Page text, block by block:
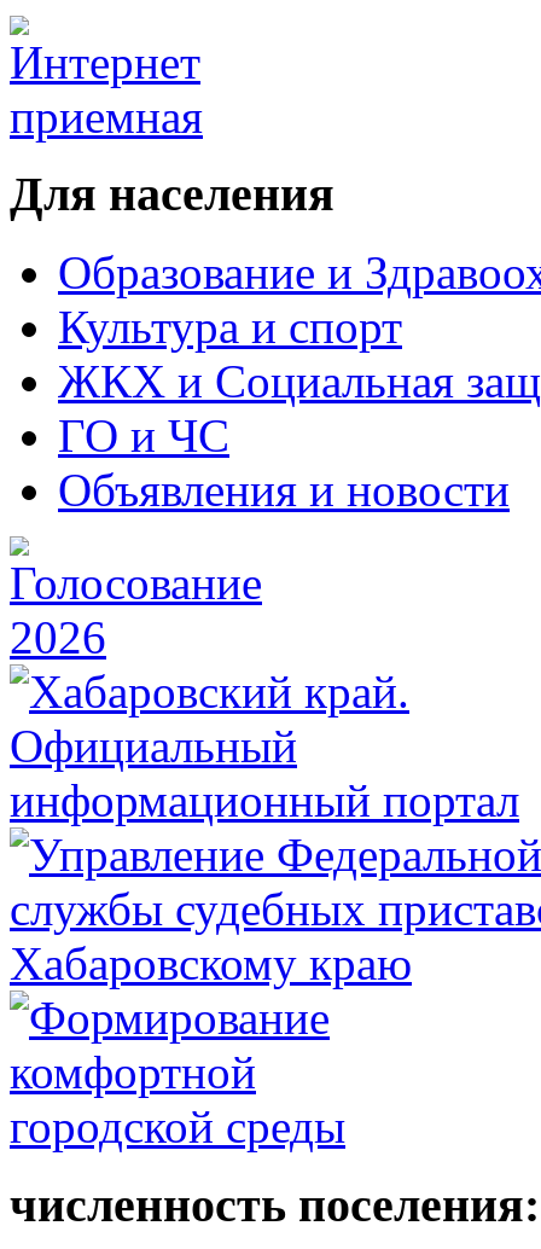
Для населения
Образование и
Культура и спорт
ЖКХ и Социальная
ГО и ЧС
Объявления и новости
численность поселения: